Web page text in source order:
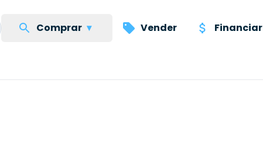
Comprar ▾ Vender Financiar